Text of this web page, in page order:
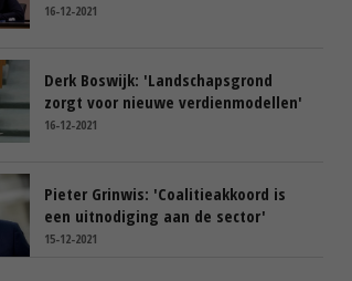
16-12-2021
Derk Boswijk: 'Landschapsgrond
zorgt voor nieuwe verdienmodellen'
16-12-2021
Pieter Grinwis: 'Coalitieakkoord is
een uitnodiging aan de sector'
15-12-2021